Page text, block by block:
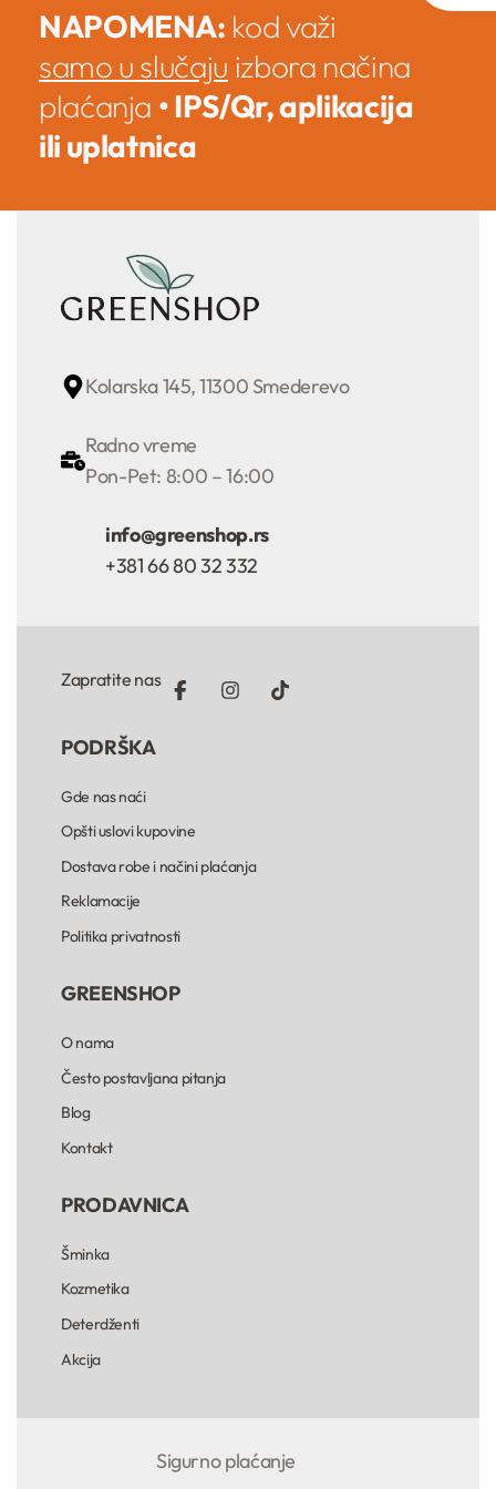
NAPOMENA: kod važi
samo u slučaju izbora načina
plaćanja • IPS/Qr, aplikacija
ili uplatnica
Kolarska 145, 11300 Smederevo
Radno vreme
Pon-Pet: 8:00 – 16:00
info@greenshop.rs
+381 66 80 32 332
Zapratite nas
PODRŠKA
Gde nas naći
Opšti uslovi kupovine
Dostava robe i načini plaćanja
Reklamacije
Politika privatnosti
GREENSHOP
O nama
Često postavljana pitanja
Blog
Kontakt
PRODAVNICA
Šminka
Kozmetika
Deterdženti
Akcija
Sigurno plaćanje